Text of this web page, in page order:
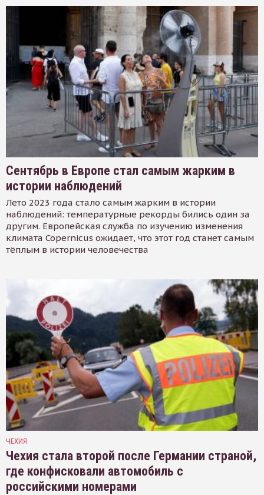
Сентябрь в Европе стал самым жарким в
истории наблюдений
Лето 2023 года стало самым жарким в истории
наблюдений: температурные рекорды бились один за
другим. Европейская служба по изучению изменения
климата Copernicus ожидает, что этот год станет самым
тёплым в истории человечества
ЧЕХИЯ
Чехия стала второй после Германии страной,
где конфисковали автомобиль с
российскими номерами